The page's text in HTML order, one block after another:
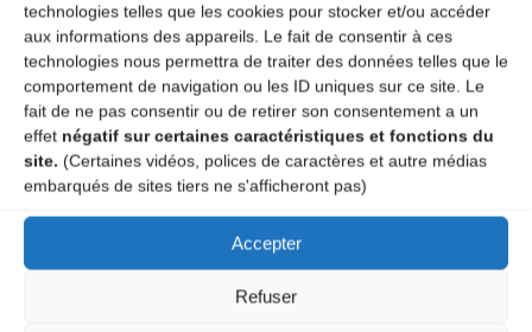
technologies telles que les cookies pour stocker et/ou accéder
aux informations des appareils. Le fait de consentir à ces
technologies nous permettra de traiter des données telles que le
comportement de navigation ou les ID uniques sur ce site. Le
fait de ne pas consentir ou de retirer son consentement a un
effet négatif sur certaines caractéristiques et fonctions du
site. (Certaines vidéos, polices de caractères et autre médias
embarqués de sites tiers ne s'afficheront pas)
Accepter
Refuser
Ce site utilise Akismet pour réduire les indésirables.En
savoir plus sur la façon dont les données de vos
commentaires sont traitées.
A DECOUVRIR :